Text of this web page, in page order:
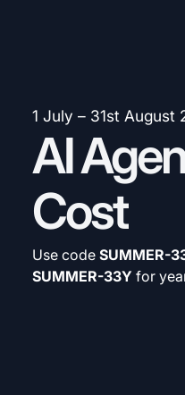
1 July – 31st August
AI
Cost
Use code SUMMER-
SUMMER-33Y for